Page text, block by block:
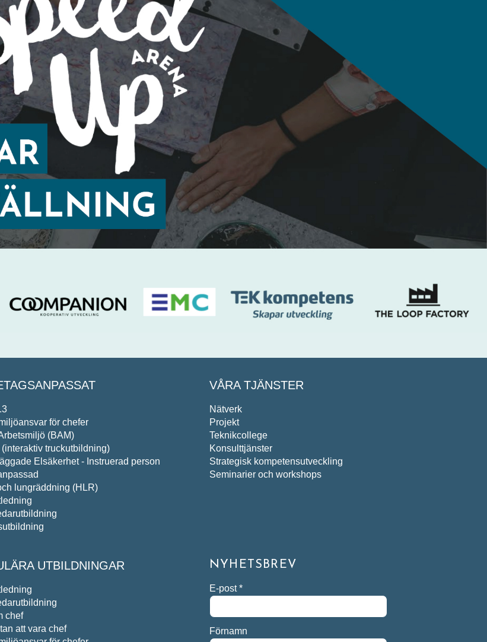
för chefer
(BAM)
(interaktiv truckutbildning)
Elsäkerhet - Instruerad person
lungräddning (HLR)
VÅRA TJÄNSTER
Nätverk
Projekt
Teknikcollege
Konsulttjänster
Strategisk kompetensutveckling
Seminarier och workshops
UTBILDNINGAR
chef
att vara chef
NYHETSBREV
E-post*
Förnamn
i enlighet med